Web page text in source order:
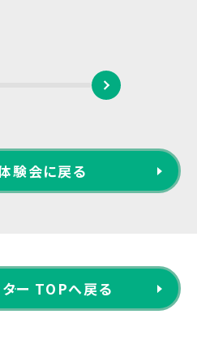
験会に戻る
ター TOPへ戻る